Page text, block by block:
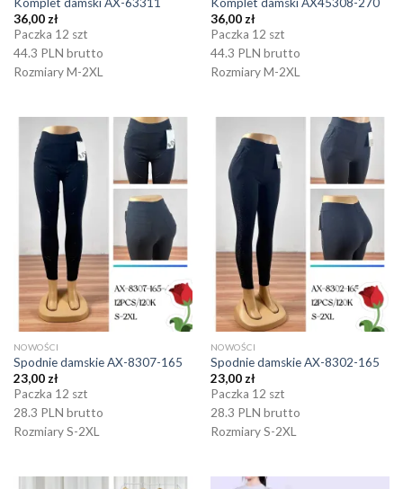
36,00zł
Paczka 12 szt
44.3 PLN brutto
Rozmiary M-2XL
36,00zł
Paczka 12 szt
44.3 PLN brutto
Rozmiary M-2XL
NOWOŚCI
Spodnie damskie AX-8307-165
23,00zł
Paczka 12 szt
28.3 PLN brutto
Rozmiary S-2XL
NOWOŚCI
Spodnie damskie AX-8302-165
23,00zł
Paczka 12 szt
28.3 PLN brutto
Rozmiary S-2XL